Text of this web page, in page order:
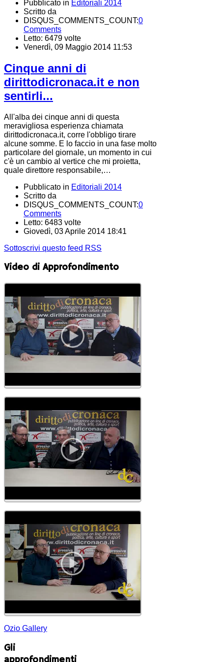
Pubblicato in Editoriali 2014
Scritto da
DISQUS_COMMENTS_COUNT:0
Comments
Letto: 6479 volte
Venerdì, 09 Maggio 2014 11:53
Cinque anni di
dirittodicronaca.it e non
sentirli...
All'alba dei cinque anni di questa
meravigliosa esperienza chiamata
dirittodicronaca.it, corre l'obbligo tirare
alcune somme. E lo faccio in una fase molto
particolare del giornale, un momento in cui
c'è un cambio al vertice che mi proietta,
quale direttore responsabile,…
Pubblicato in Editoriali 2014
Scritto da
DISQUS_COMMENTS_COUNT:0
Comments
Letto: 6483 volte
Giovedì, 03 Aprile 2014 18:41
Sottoscrivi questo feed RSS
Video di Approfondimento
Ozio Gallery
Gli